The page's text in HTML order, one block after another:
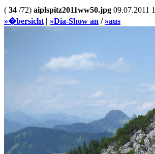
( 34 /72) aiplspitz2011ww50.jpg 09.07.2011
»�bersicht | »Dia-Show an /»aus